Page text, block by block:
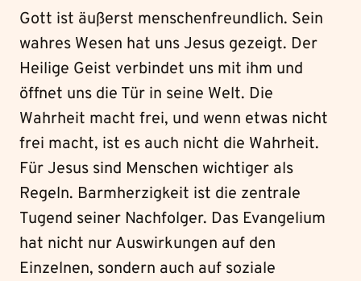
Gott ist äußerst menschenfreundlich. Sein
wahres Wesen hat uns Jesus gezeigt. Der
Heilige Geist verbindet uns mit ihm und
öffnet uns die Tür in seine Welt. Die
Wahrheit macht frei, und wenn etwas nicht
frei macht, ist es auch nicht die Wahrheit.
Für Jesus sind Menschen wichtiger als
Regeln. Barmherzigkeit ist die zentrale
Tugend seiner Nachfolger. Das Evangelium
hat nicht nur Auswirkungen auf den
Einzelnen, sondern auch auf soziale